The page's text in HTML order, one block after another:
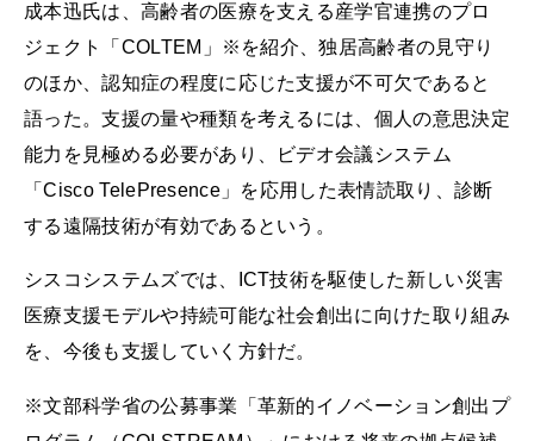
成本迅氏は、高齢者の医療を支える産学官連携のプロ
ジェクト「COLTEM」※を紹介、独居高齢者の見守り
のほか、認知症の程度に応じた支援が不可欠であると
語った。支援の量や種類を考えるには、個人の意思決定
能力を見極める必要があり、ビデオ会議システム
「Cisco TelePresence」を応用した表情読取り、診断
する遠隔技術が有効であるという。
シスコシステムズでは、ICT技術を駆使した新しい災害
医療支援モデルや持続可能な社会創出に向けた取り組み
を、今後も支援していく方針だ。
※文部科学省の公募事業「革新的イノベーション創出プ